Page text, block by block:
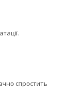
спростить